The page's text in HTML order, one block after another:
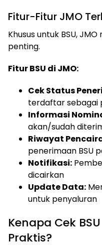
Fitur-Fitur JMO
Khusus untuk BSU,
penting.
Fitur BSU di JMO:
Cek Status
terdaftar sebagai
Informasi
akan/sudah
Riwayat
penerimaan BSU
Notifikasi:
dicairkan
Update Data:
untuk penyaluran
Kenapa Cek
Praktis?